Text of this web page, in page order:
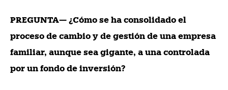
PREGUNTA— ¿Cómo se ha consolidado el
proceso de cambio y de gestión de una empresa
familiar, aunque sea gigante, a una controlada
por un fondo de inversión?